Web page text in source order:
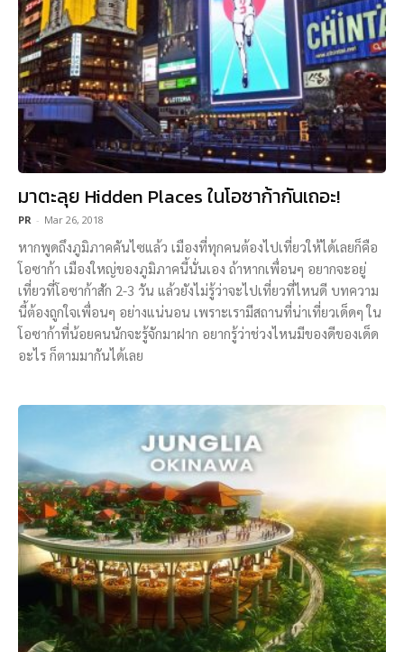
มาตะลุย Hidden Places ในโอซาก้ากันเถอะ!
PR - Mar 26, 2018
หากพูดถึงภูมิภาคคันไซแล้ว เมืองที่ทุกคนต้องไปเที่ยวให้ได้เลยก็คือ
โอซาก้า เมืองใหญ่ของภูมิภาคนี้นั่นเอง ถ้าหากเพื่อนๆ อยากจะอยู่
เที่ยวที่โอซาก้าสัก 2-3 วัน แล้วยังไม่รู้ว่าจะไปเที่ยวที่ไหนดี บทความ
นี้ต้องถูกใจเพื่อนๆ อย่างแน่นอน เพราะเรามีสถานที่น่าเที่ยวเด็ดๆ ใน
โอซาก้าที่น้อยคนนักจะรู้จักมาฝาก อยากรู้ว่าช่วงไหนมีของดีของเด็ด
อะไร ก็ตามมากันได้เลย